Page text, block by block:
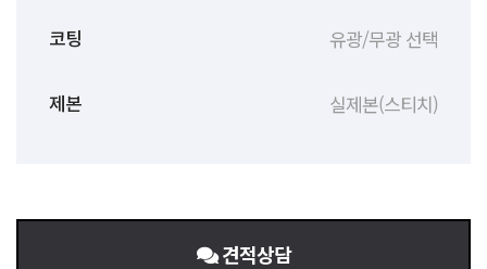
코팅 유광/무광 선택
제본 실제본(스티치)
견적상담